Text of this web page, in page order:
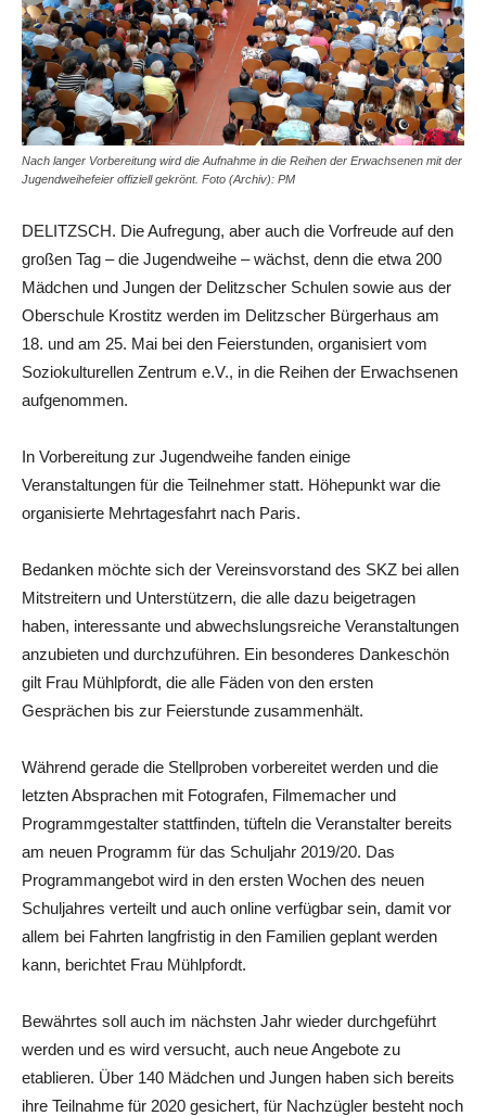
Nach langer Vorbereitung wird die Aufnahme in die Reihen der Erwachsenen mit der
Jugendweihefeier offiziell gekrönt. Foto (Archiv): PM
DELITZSCH. Die Aufregung, aber auch die Vorfreude auf den
großen Tag – die Jugendweihe – wächst, denn die etwa 200
Mädchen und Jungen der Delitzscher Schulen sowie aus der
Oberschule Krostitz werden im Delitzscher Bürgerhaus am
18. und am 25. Mai bei den Feierstunden, organisiert vom
Soziokulturellen Zentrum e.V., in die Reihen der Erwachsenen
aufgenommen.
In Vorbereitung zur Jugendweihe fanden einige
Veranstaltungen für die Teilnehmer statt. Höhepunkt war die
organisierte Mehrtagesfahrt nach Paris.
Bedanken möchte sich der Vereinsvorstand des SKZ bei allen
Mitstreitern und Unterstützern, die alle dazu beigetragen
haben, interessante und abwechslungsreiche Veranstaltungen
anzubieten und durchzuführen. Ein besonderes Dankeschön
gilt Frau Mühlpfordt, die alle Fäden von den ersten
Gesprächen bis zur Feierstunde zusammenhält.
Während gerade die Stellproben vorbereitet werden und die
letzten Absprachen mit Fotografen, Filmemacher und
Programmgestalter stattfinden, tüfteln die Veranstalter bereits
am neuen Programm für das Schuljahr 2019/20. Das
Programmangebot wird in den ersten Wochen des neuen
Schuljahres verteilt und auch online verfügbar sein, damit vor
allem bei Fahrten langfristig in den Familien geplant werden
kann, berichtet Frau Mühlpfordt.
Bewährtes soll auch im nächsten Jahr wieder durchgeführt
werden und es wird versucht, auch neue Angebote zu
etablieren. Über 140 Mädchen und Jungen haben sich bereits
ihre Teilnahme für 2020 gesichert, für Nachzügler besteht noch